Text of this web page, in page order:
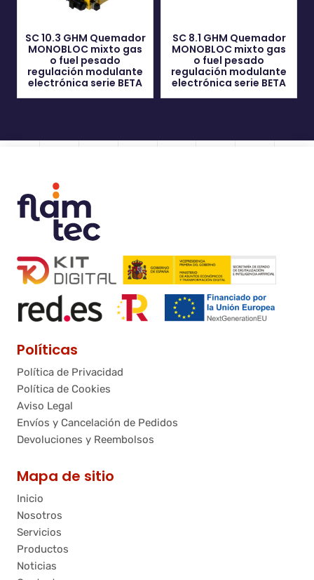
SC 10.3 GHM Quemador
MONOBLOC mixto gas
o fuel pesado
regulación modulante
electrónica serie BETA
SC 8.1 GHM Quemador
MONOBLOC mixto gas
o fuel pesado
regulación modulante
electrónica serie BETA
Políticas
Política de Privacidad
Política de Cookies
Aviso Legal
Envíos y Cancelación de Pedidos
Devoluciones y Reembolsos
Mapa de sitio
Inicio
Nosotros
Servicios
Productos
Noticias